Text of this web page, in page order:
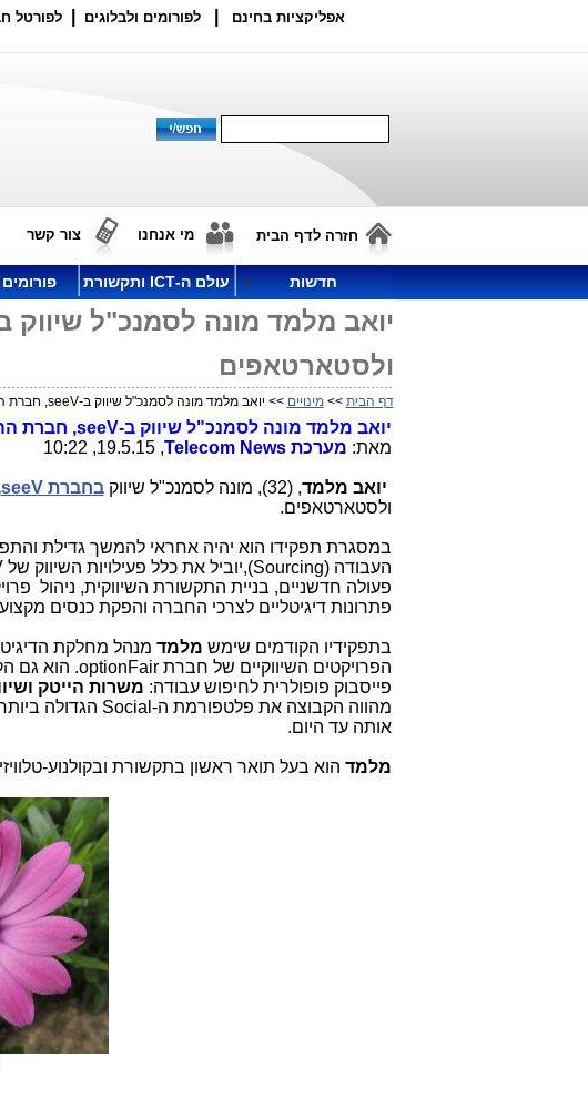
אפליקציות בחינם לפורומים ולבלוגים לפורטל
חזרה לדף הבית מי אנחנו צור קשר
חדשות עולם ה-ICT ותקשורת פורומים
ולסטארטאפים
דף הבית >>מינויים >> יואב מלמד מונה לסמנכ"ל שיווק ב-seeV, חברת ההשמה להייטק ולסטארטאפים
יואב מלמד מונה לסמנכ"ל שיווק ב-seeV, חברת
מאת: מערכתTelecom News
, 19.5.15, 10:22
יואב מלמד, (32), מונה לסמנכ"ל שיווק בחברתseeV
ולסטארטאפים.
במסגרת תפקידו הוא יהיה אחראי להמשך גדילת
העבודה (Sourcing),יוביל את כלל פעילויות השיווק של
פעולה חדשניים, בניית התקשורת השיווקית, ניהול
פתרונות דיגיטליים לצרכי החברה והפקת כנסים
בתפקידיו הקודמים שימש מלמד מנהל מחלקת
הפרויקטים השיווקיים של חברתoptionFair
פייסבוק פופולרית לחיפוש עבודה: משרות הייטק
מהווה הקבוצה את פלטפורמת ה- Social הגדולה
אותה עד היום.
מלמד הוא בעל תואר ראשון בתקשורת ובקולנוע-